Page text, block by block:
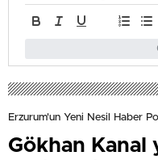
Erzurum'un Yeni Nesil Haber
Gökhan Kanal